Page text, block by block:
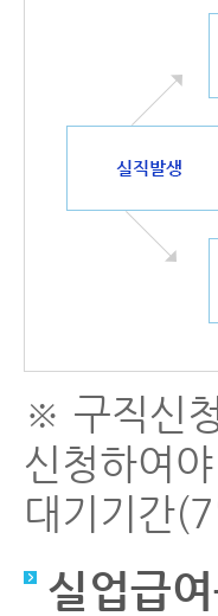
※ 구직신
신청하여
대기기간
실업급